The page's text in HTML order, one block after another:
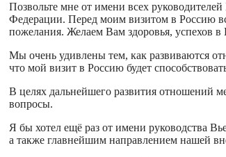
Позвольте мне от имени всех
Федерации. Перед моим визитом в Россию
пожелания. Желаем Вам здоровья, успехов
Мы очень удивлены тем, как развиваются
что мой визит в Россию будет
В целях дальнейшего развития отношений
вопросы.
Я бы хотел ещё раз от имени руководства
а также главнейшим направлением нашей